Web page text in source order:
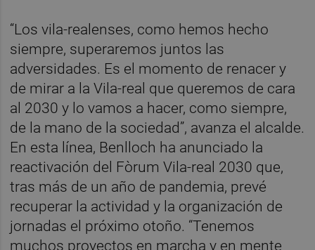
“Los vila-realenses, como hemos hecho
siempre, superaremos juntos las
adversidades. Es el momento de renacer y
de mirar a la Vila-real que queremos de cara
al 2030 y lo vamos a hacer, como siempre,
de la mano de la sociedad”, avanza el alcalde.
En esta línea, Benlloch ha anunciado la
reactivación del Fòrum Vila-real 2030 que,
tras más de un año de pandemia, prevé
recuperar la actividad y la organización de
jornadas el próximo otoño. “Tenemos
muchos proyectos en marcha y en mente